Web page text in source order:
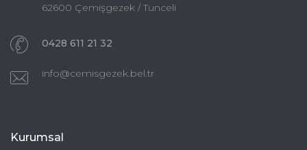
62600 Çemişgezek / Tunceli
0428 611 21 32
info@cemisgezek.bel.tr
Kurumsal